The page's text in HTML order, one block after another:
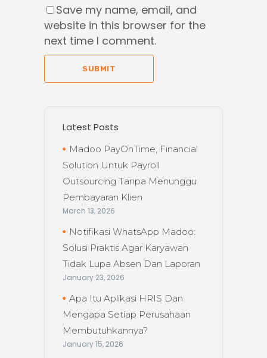
Save my name, email, and
website in this browser for the
next time I comment.
SUBMIT
Latest Posts
Madoo PayOnTime, Financial
Solution Untuk Payroll
Outsourcing Tanpa Menunggu
Pembayaran Klien
March 13, 2026
Notifikasi WhatsApp Madoo:
Solusi Praktis Agar Karyawan
Tidak Lupa Absen Dan Laporan
January 23, 2026
Apa Itu Aplikasi HRIS Dan
Mengapa Setiap Perusahaan
Membutuhkannya?
January 15, 2026